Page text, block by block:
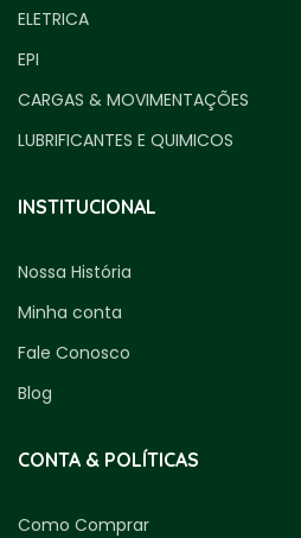
ELETRICA
EPI
CARGAS & MOVIMENTAÇÕES
LUBRIFICANTES E QUIMICOS
INSTITUCIONAL
Nossa História
Minha conta
Fale Conosco
Blog
CONTA & POLÍTICAS
Como Comprar